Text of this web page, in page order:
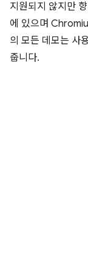
지원되지 않지만
에 있으며
의 모든 데모는 사
줍니다.